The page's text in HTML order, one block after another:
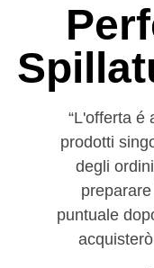
L'offerta é
prodotti
degli
puntuale